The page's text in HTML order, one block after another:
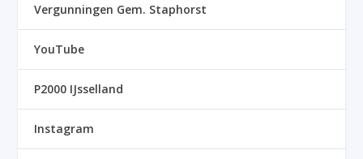
Vergunningen Gem. Staphorst
YouTube
P2000 IJsselland
Instagram